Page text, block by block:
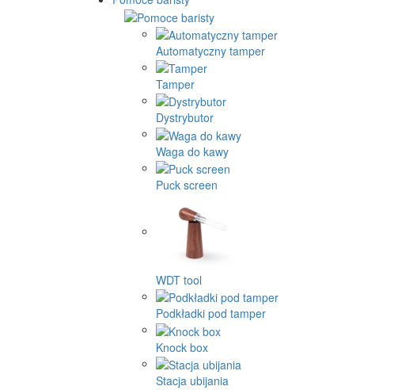
Automatyczny tamper
Tamper
Dystrybutor
Waga do kawy
Puck screen
WDT tool
Podkładki pod tamper
Knock box
Stacja ubijania